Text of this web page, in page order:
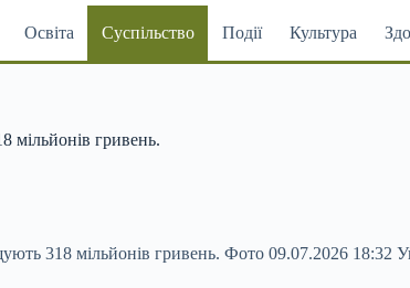
Освіта Суспільство Події Культура
мільйонів гривень.
318 мільйонів гривень. Фото 09.07.2026 18:32